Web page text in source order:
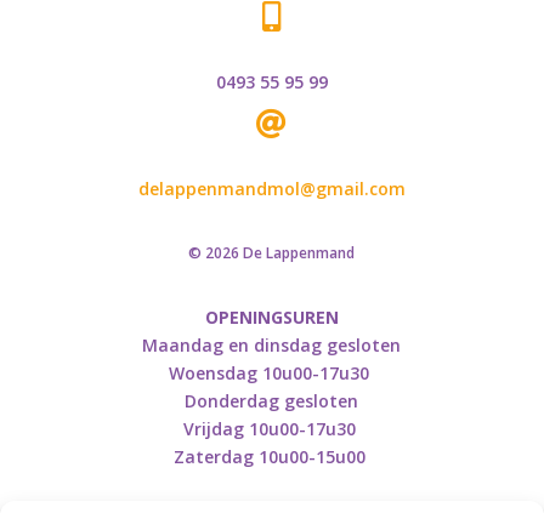

0493 55 95 99

delappenmandmol@gmail.com
© 2026 De Lappenmand
OPENINGSUREN
Maandag en dinsdag gesloten
Woensdag 10u00-17u30
Donderdag gesloten
Vrijdag 10u00-17u30
Zaterdag 10u00-15u00